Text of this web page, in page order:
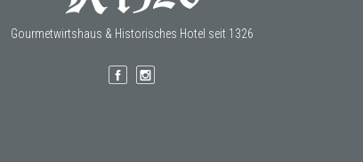
Gourmetwirtshaus & Historisches Hotel seit 1326